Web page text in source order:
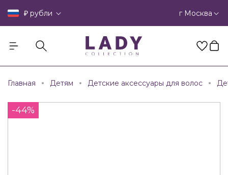
₽ рубли г Москва
Главная Детям Детские аксессуары для волос
-44%